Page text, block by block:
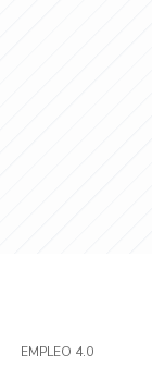
EMPLEO 4.0